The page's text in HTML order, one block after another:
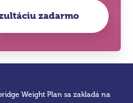
zadarmo
Weight Plan sa zakladá na